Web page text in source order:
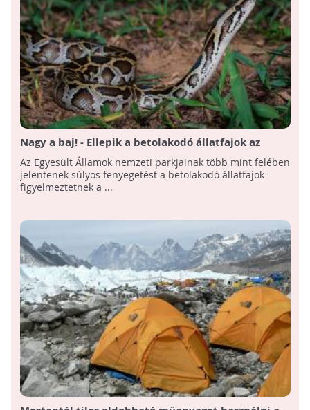
Nagy a baj! - Ellepik a betolakodó állatfajok az
amerikai nemzeti parkokat
Az Egyesült Államok nemzeti parkjainak több mint felében
jelentenek súlyos fenyegetést a betolakodó állatfajok -
figyelmeztetnek a ...